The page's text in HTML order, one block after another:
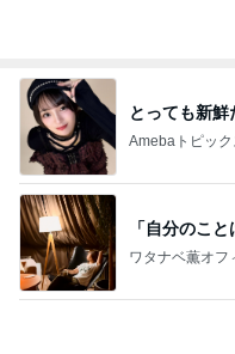
とっても新
Amebaトピック
「自分のこ
ワタナベ薫オフ